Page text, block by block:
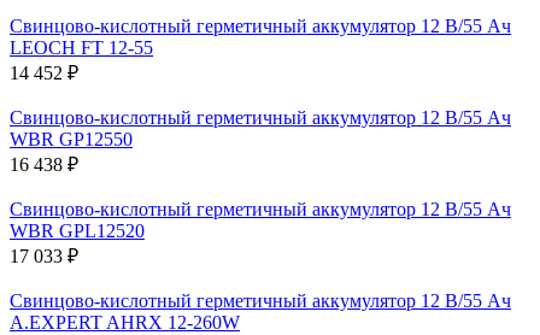
Свинцово-кислотный герметичный аккумулятор 12 В/55 Ач
LEOCH FT 12-55
14 452 ₽
Свинцово-кислотный герметичный аккумулятор 12 В/55 Ач
WBR GP12550
16 438 ₽
Свинцово-кислотный герметичный аккумулятор 12 В/55 Ач
WBR GPL12520
17 033 ₽
Свинцово-кислотный герметичный аккумулятор 12 В/55 Ач
A.EXPERT AHRX 12-260W